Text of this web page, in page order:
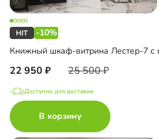
-10%
Книжный шкаф-витрина Лестер-7 с
22 950 25 500
Доступно для доставки
В корзину